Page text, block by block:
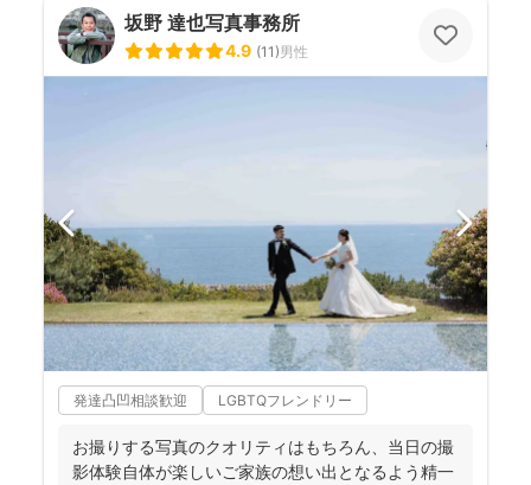
坂野 達也写真事務所
4.9 (11)男性
発達凸凹相談歓迎 LGBTQフレンドリー
お撮りする写真のクオリティはもちろん、当日の撮
影体験自体が楽しいご家族の想い出となるよう精一